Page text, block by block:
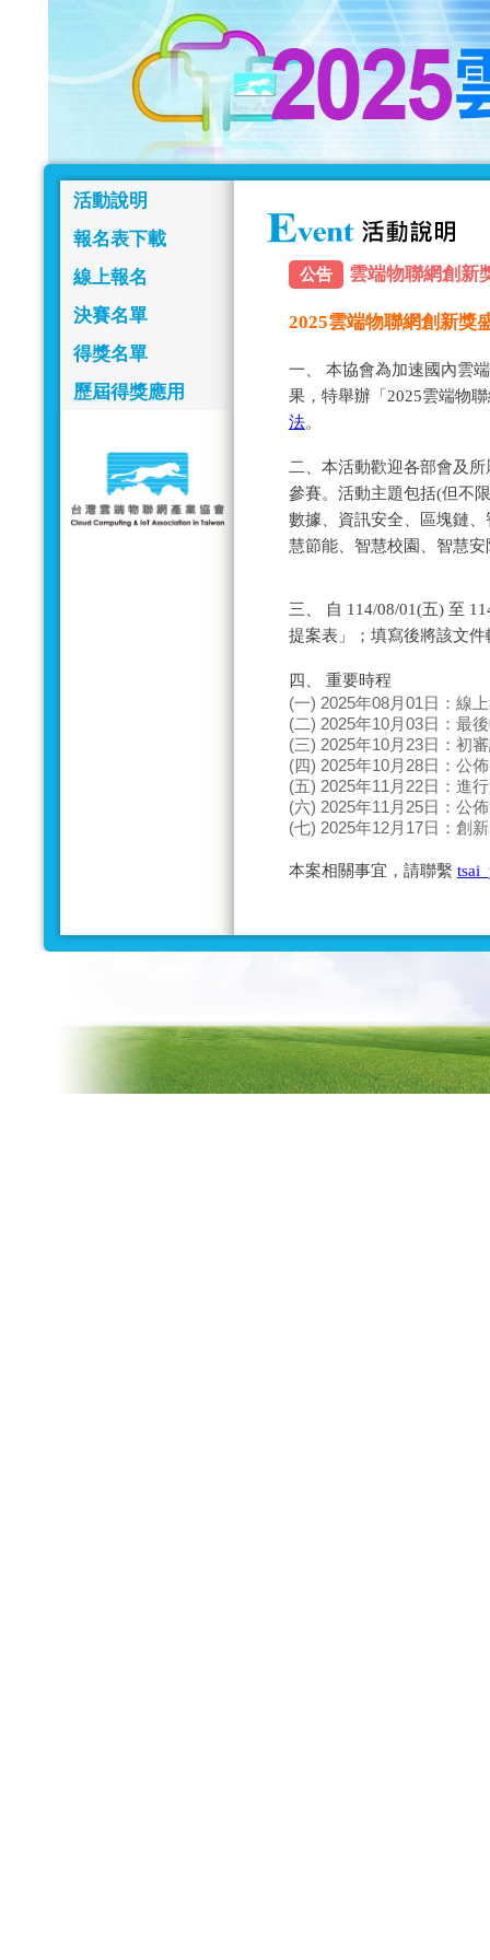
活動說明
報名表下載
線上報名
決賽名單
得獎名單
歷屆得獎應用
公告 雲端物聯網創新
2025雲端物聯網創新獎
一、 本協會為加速國內雲
果，特舉辦「2025雲端物
法。
二、本活動歡迎各部會及
參賽。活動主題包括(但不
數據、資訊安全、區塊鏈
慧節能、智慧校園、智慧
三、 自 114/08/01(五) 至
提案表」；填寫後將該文
四、 重要時程
(一) 2025年08月01日：線
(二) 2025年10月03日：最
(三) 2025年10月23日：初
(四) 2025年10月28日：公
(五) 2025年11月22日：進
(六) 2025年11月25日：公
(七) 2025年12月17日：創
本案相關事宜，請聯繫